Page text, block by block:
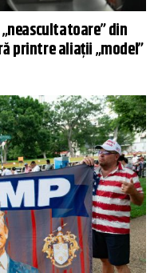
din
printre aliații „model”